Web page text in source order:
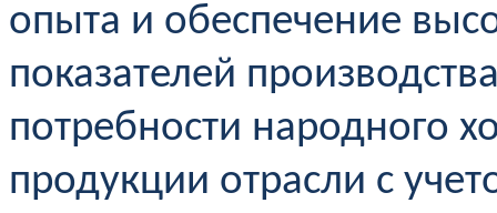
опыта и обеспечение
показателей
потребности народного
продукции отрасли с